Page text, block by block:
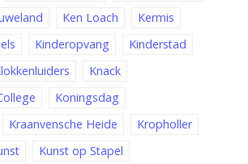
Ken Loach
Kermis
Kinderopvang
Kinderstad
Knack
Koningsdag
Kraanvensche Heide
Kropholler
Kunst op Stapel